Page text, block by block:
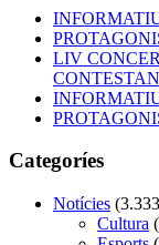
LIV
Categoríes
Notícies
Cultura